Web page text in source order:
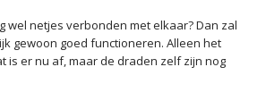
wel netjes verbonden met elkaar? Dan zal
gewoon goed functioneren. Alleen het
is er nu af, maar de draden zelf zijn nog